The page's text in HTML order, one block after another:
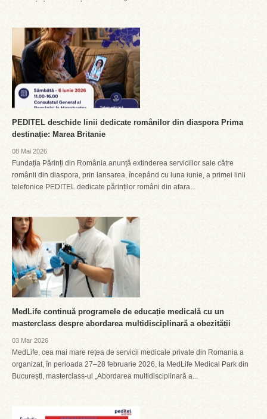
PEDITEL deschide linii dedicate românilor din diaspora Prima
destinație: Marea Britanie
08 Mai 2026
Fundația Părinți din România anunță extinderea serviciilor sale către
românii din diaspora, prin lansarea, începând cu luna iunie, a primei linii
telefonice PEDITEL dedicate părinților români din afara...
MedLife continuă programele de educație medicală cu un
masterclass despre abordarea multidisciplinară a obezității
03 Mar 2026
MedLife, cea mai mare rețea de servicii medicale private din Romania a
organizat, în perioada 27–28 februarie 2026, la MedLife Medical Park din
București, masterclass-ul „Abordarea multidisciplinară a...